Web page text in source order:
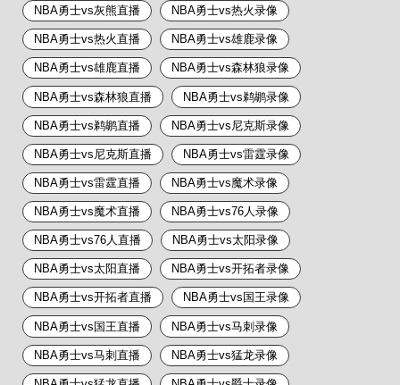
NBA勇士vs灰熊直播 NBA勇士vs热火录像
NBA勇士vs热火直播 NBA勇士vs雄鹿录像
NBA勇士vs雄鹿直播 NBA勇士vs森林狼录像
NBA勇士vs森林狼直播 NBA勇士vs鹈鹕录像
NBA勇士vs鹈鹕直播 NBA勇士vs尼克斯录像
NBA勇士vs尼克斯直播 NBA勇士vs雷霆录像
NBA勇士vs雷霆直播 NBA勇士vs魔术录像
NBA勇士vs魔术直播 NBA勇士vs76人录像
NBA勇士vs76人直播 NBA勇士vs太阳录像
NBA勇士vs太阳直播 NBA勇士vs开拓者录像
NBA勇士vs开拓者直播 NBA勇士vs国王录像
NBA勇士vs国王直播 NBA勇士vs马刺录像
NBA勇士vs马刺直播 NBA勇士vs猛龙录像